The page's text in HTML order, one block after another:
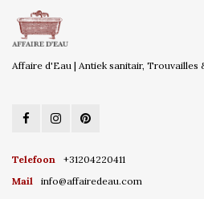
Affaire d'Eau | Antiek sanitair, Trouvailles
Telefoon
+31204220411
Mail
info@affairedeau.com